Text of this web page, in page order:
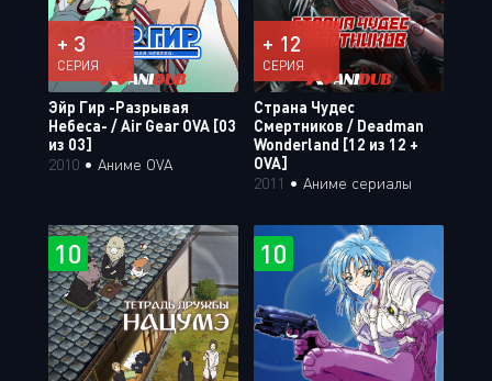
+ 3
СЕРИЯ
Эйр Гир -Разрывая
Небеса- / Air Gear OVA [03
из 03]
2010 • Аниме OVA
+ 12
СЕРИЯ
Страна Чудес
Смертников / Deadman
Wonderland [12 из 12 +
OVA]
2011 • Аниме сериалы
10 10